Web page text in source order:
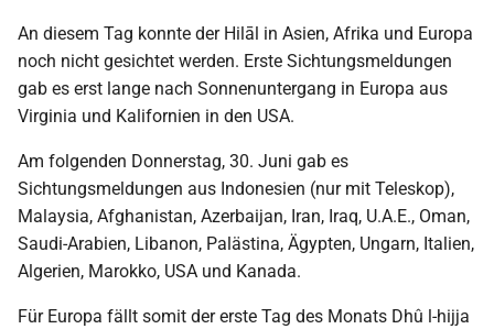
An diesem Tag konnte der Hilāl in Asien, Afrika und Europa
noch nicht gesichtet werden. Erste Sichtungsmeldungen
gab es erst lange nach Sonnenuntergang in Europa aus
Virginia und Kalifornien in den USA.
Am folgenden Donnerstag, 30. Juni gab es
Sichtungsmeldungen aus Indonesien (nur mit Teleskop),
Malaysia, Afghanistan, Azerbaijan, Iran, Iraq, U.A.E., Oman,
Saudi-Arabien, Libanon, Palästina, Ägypten, Ungarn, Italien,
Algerien, Marokko, USA und Kanada.
Für Europa fällt somit der erste Tag des Monats Dhû l-hijja